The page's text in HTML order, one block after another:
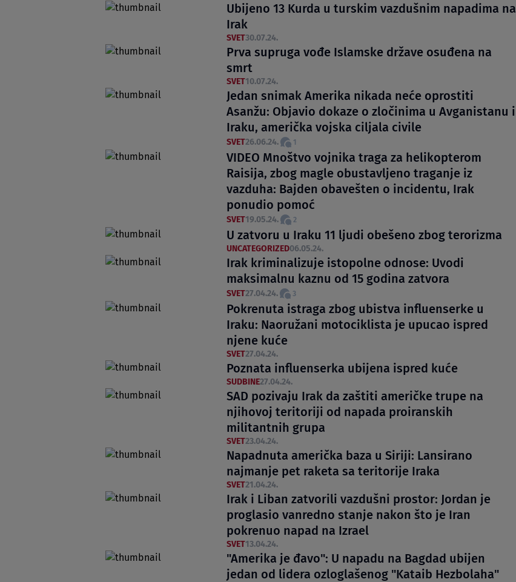
Ubijeno 13 Kurda u turskim vazdušnim napadima na
Irak
SVET30.07.24.
Prva supruga vođe Islamske države osuđena na
smrt
SVET10.07.24.
Jedan snimak Amerika nikada neće oprostiti
Asanžu: Objavio dokaze o zločinima u Avganistanu i
Iraku, američka vojska ciljala civile
SVET26.06.24. 1
VIDEO Mnoštvo vojnika traga za helikopterom
Raisija, zbog magle obustavljeno traganje iz
vazduha: Bajden obavešten o incidentu, Irak
ponudio pomoć
SVET19.05.24. 2
U zatvoru u Iraku 11 ljudi obešeno zbog terorizma
UNCATEGORIZED06.05.24.
Irak kriminalizuje istopolne odnose: Uvodi
maksimalnu kaznu od 15 godina zatvora
SVET27.04.24. 3
Pokrenuta istraga zbog ubistva influenserke u
Iraku: Naoružani motociklista je upucao ispred
njene kuće
SVET27.04.24.
Poznata influenserka ubijena ispred kuće
SUDBINE27.04.24.
SAD pozivaju Irak da zaštiti američke trupe na
njihovoj teritoriji od napada proiranskih
militantnih grupa
SVET23.04.24.
Napadnuta američka baza u Siriji: Lansirano
najmanje pet raketa sa teritorije Iraka
SVET21.04.24.
Irak i Liban zatvorili vazdušni prostor: Jordan je
proglasio vanredno stanje nakon što je Iran
pokrenuo napad na Izrael
SVET13.04.24.
"Amerika je đavo": U napadu na Bagdad ubijen
jedan od lidera ozloglašenog "Kataib Hezbolaha"